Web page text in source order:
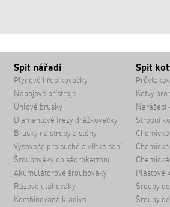
Spit nářadí
Plynové hřebíkovačky
Nábojové přístroje
Úhlové brusky
Diamantové frézy drážkovačky
Brusky na stropy a stěny
Vysavače pro suché a vlhké sání
Šroubováky do sádrokartonu
Akumulátorové šroubováky
Rázové utahováky
Kombinovaná kladiva
Spit
Kotvy
Narážecí
Stropní
Plastové
Šrouby
Šrouby